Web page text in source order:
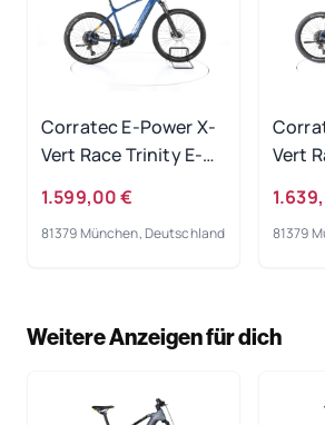
Corratec E-Power X-
Vert Race Trinity E-
1.599,00 €
81379 München, Deutschland
Vert
81379
Weitere Anzeigen für dich